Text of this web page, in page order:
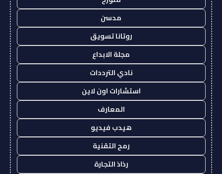
مدسن
روتانا تسويق
مجلة الابداع
نادي الترددات
استشارات اون لاين
المعارف
هيدب فيديو
رمح التقنية
رذاذ التجارة